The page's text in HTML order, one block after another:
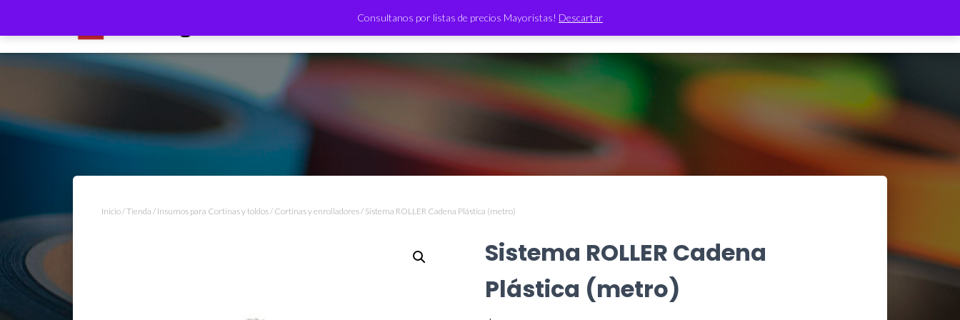
Consultanos por listas de precios Mayoristas! Descartar
TIENDA
Inicio/Tienda / Insumos para Cortinas y toldos/ Cortinas y enrolladores/ Sistema ROLLER Cadena Plástica (metro)
Sistema ROLLER Cadena
Plástica (metro)